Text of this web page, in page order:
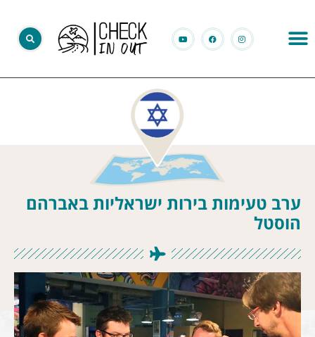
ערב טעימות בירות ישראליות באברהם
הוסטל